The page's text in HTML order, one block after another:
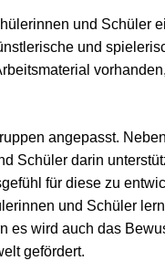
und Schüler
und
angepasst.
Schüler darin
für diese zu
und Schüler
es wird auch das
gefördert.